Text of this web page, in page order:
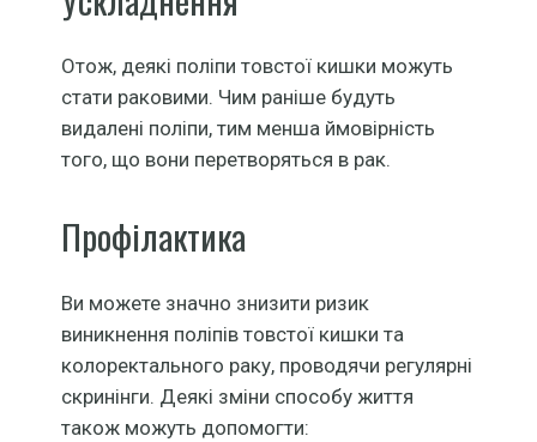
Отож, деякі поліпи товстої кишки можуть
стати раковими. Чим раніше будуть
видалені поліпи, тим менша ймовірність
того, що вони перетворяться в рак.
Профілактика
Ви можете значно знизити ризик
виникнення поліпів товстої кишки та
колоректального раку, проводячи регулярні
скринінги. Деякі зміни способу життя
також можуть допомогти: